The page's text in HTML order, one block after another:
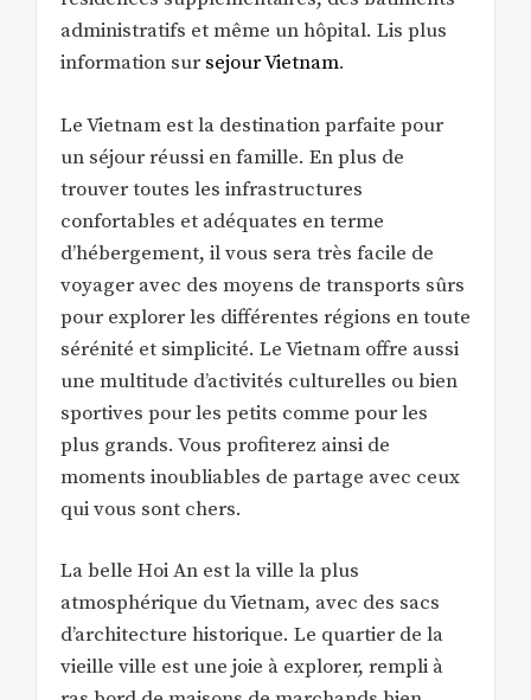
administratifs et même un hôpital. Lis plus
information sur sejour Vietnam.
Le Vietnam est la destination parfaite pour
un séjour réussi en famille. En plus de
trouver toutes les infrastructures
confortables et adéquates en terme
d’hébergement, il vous sera très facile de
voyager avec des moyens de transports sûrs
pour explorer les différentes régions en toute
sérénité et simplicité. Le Vietnam offre aussi
une multitude d’activités culturelles ou bien
sportives pour les petits comme pour les
plus grands. Vous profiterez ainsi de
moments inoubliables de partage avec ceux
qui vous sont chers.
La belle Hoi An est la ville la plus
atmosphérique du Vietnam, avec des sacs
d’architecture historique. Le quartier de la
vieille ville est une joie à explorer, rempli à